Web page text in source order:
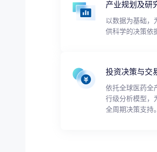
产业规划及研
以数据为基础，
供科学的决策依
投资决策与交
依托全球医药全
行级分析模型，
全周期决策支持。